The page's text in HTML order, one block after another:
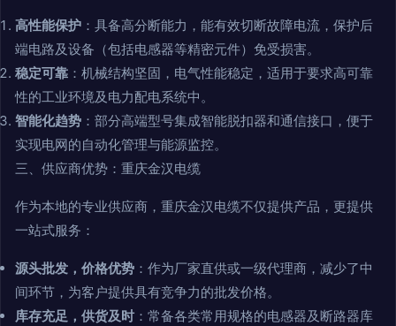
高性能保护 ：具备高分断能力，能有效切断故障电流，保护后
端电路及设备（包括电感器等精密元件）免受损害。
稳定可靠 ：机械结构坚固，电气性能稳定，适用于要求高可靠
性的工业环境及电力配电系统中。
智能化趋势 ：部分高端型号集成智能脱扣器和通信接口，便于
实现电网的自动化管理与能源监控。
三、供应商优势：重庆金汉电缆
作为本地的专业供应商，重庆金汉电缆不仅提供产品，更提供
一站式服务：
源头批发，价格优势 ：作为厂家直供或一级代理商，减少了中
间环节，为客户提供具有竞争力的批发价格。
库存充足，供货及时 ：常备各类常用规格的电感器及断路器库